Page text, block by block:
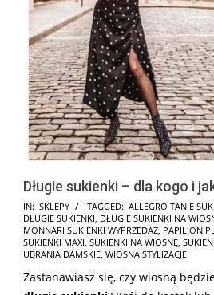
Długie sukienki – dla kogo i
2025-
03-
04
IN: SKLEPY TAGGED: ALLEGRO TANIE
DŁUGIE SUKIENKI DŁUGIE SUKIENKI NA
MONNARI SUKIENKI WYPRZEDAŻ PAPILION.PL
SUKIENKI MAXI SUKIENKI NA WIOSNĘ
UBRANIA DAMSKIE WIOSNA STYLIZACJE
Zastanawiasz się, czy wiosną